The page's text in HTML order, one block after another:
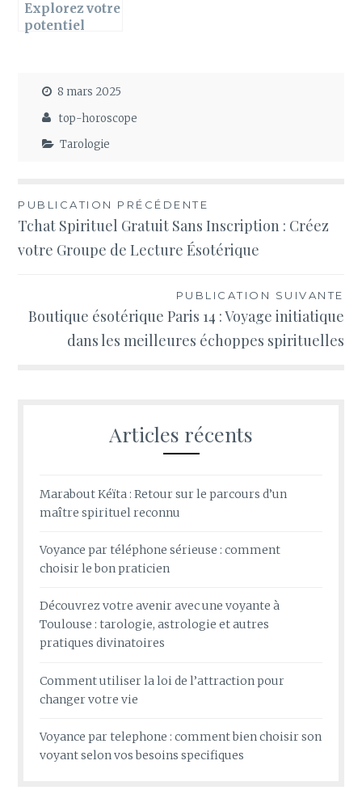
Explorez votre
potentiel
au Tarot de
Marseille
8 mars 2025
top-horoscope
Tarologie
Navigation
de
l’article
PUBLICATION PRÉCÉDENTE
Tchat Spirituel Gratuit Sans Inscription : Créez
votre Groupe de Lecture Ésotérique
PUBLICATION SUIVANTE
Boutique ésotérique Paris 14 : Voyage initiatique
dans les meilleures échoppes spirituelles
Articles récents
Marabout Kéïta : Retour sur le parcours d’un
maître spirituel reconnu
Voyance par téléphone sérieuse : comment
choisir le bon praticien
Découvrez votre avenir avec une voyante à
Toulouse : tarologie, astrologie et autres
pratiques divinatoires
Comment utiliser la loi de l’attraction pour
changer votre vie
Voyance par telephone : comment bien choisir son
voyant selon vos besoins specifiques